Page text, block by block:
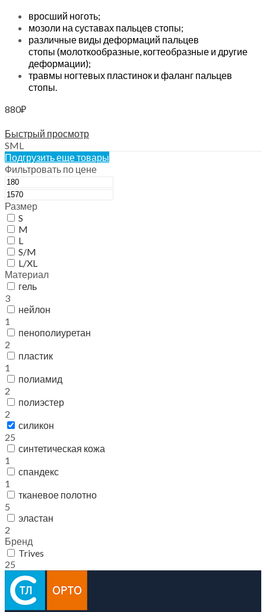
вросший ноготь;
мозоли на суставах пальцев стопы;
различные виды деформаций пальцев
стопы (молоткообразные, когтеобразные и другие
деформации);
травмы ногтевых пластинок и фаланг пальцев
стопы.
880₽
Быстрый просмотр
SML
Подгрузить еще товары
Фильтровать по цене
Размер
S
M
L
S/M
L/XL
Материал
гель
3
нейлон
1
пенополиуретан
2
пластик
1
полиамид
2
полиэстер
2
силикон
25
синтетическая кожа
1
спандекс
1
тканевое полотно
5
эластан
2
Бренд
Trives
25